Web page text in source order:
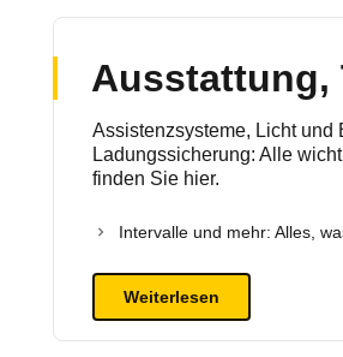
Ausstattung,
Assistenzsysteme, Licht und
Ladungssicherung: Alle
finden Sie hier.
Intervalle und mehr: Alles,
Weiterlesen